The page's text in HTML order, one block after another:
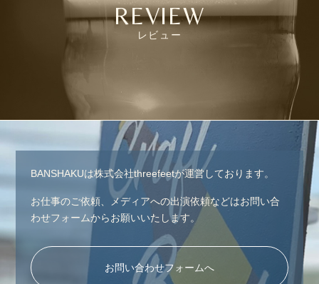
REVIEW
レビュー
BANSHAKUは株式会社threefeetが運営しております。
お仕事のご依頼、メディアへの出演依頼などはお問い合
わせフォームからお願いいたします。
お問い合わせフォームへ